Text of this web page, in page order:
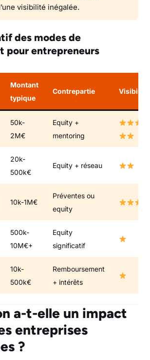
visibilité inégalée.
des modes de
pour entrepreneurs
Montant
typique
Contrepartie Visibilité
50k-
2M€
Equity +
mentoring
20k-
500k€
Equity + réseau
10k-1M€
Préventes ou
equity
500k-
10M€+
Equity
significatif
10k-
500k€
Remboursement
+ intérêts
a-t-elle un impact
entreprises
?